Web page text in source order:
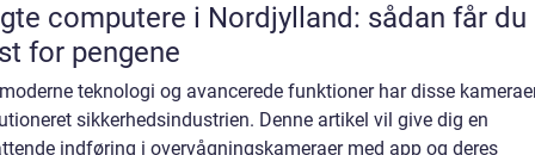
computere i Nordjylland: sådan får du
for pengene
teknologi og avancerede funktioner har disse
sikkerhedsindustrien. Denne artikel vil give dig en
indføring i overvågningskameraer med app og deres